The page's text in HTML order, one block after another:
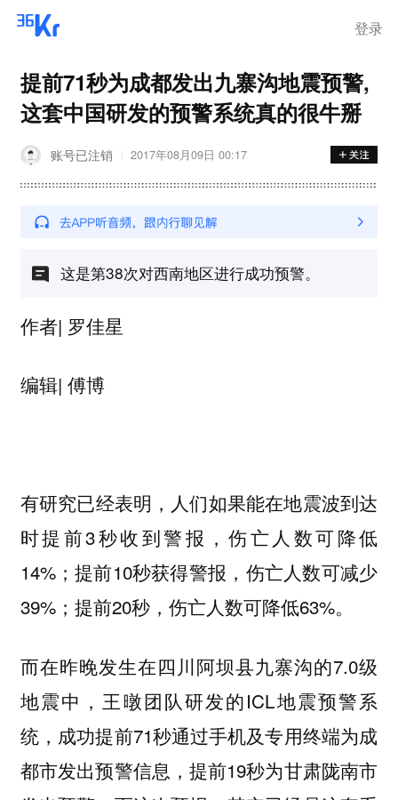
登录
提前71秒为成都发出九寨沟地震预警,
这套中国研发的预警系统真的很牛掰
账号已注销 2017年08月09日 00:17
这是第38次对西南地区进行成功预警。
作者| 罗佳星
编辑| 傅博
有研究已经表明，人们如果能在地震波到达
时提前3秒收到警报，伤亡人数可降低
14%；提前10秒获得警报，伤亡人数可减少
39%；提前20秒，伤亡人数可降低63%。
而在昨晚发生在四川阿坝县九寨沟的7.0级
地震中，王暾团队研发的ICL地震预警系
统，成功提前71秒通过手机及专用终端为成
都市发出预警信息，提前19秒为甘肃陇南市